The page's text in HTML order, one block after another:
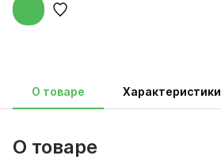
О товаре Характеристики
О товаре